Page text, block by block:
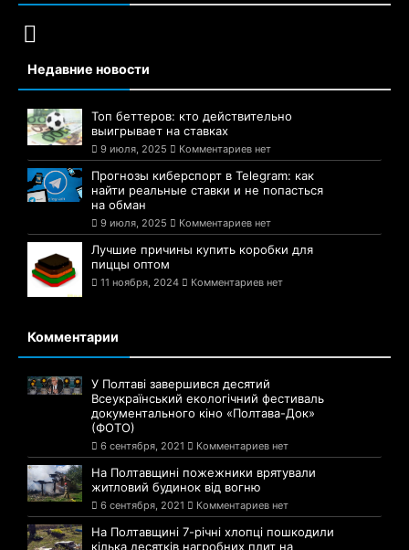
Недавние новости
Топ беттеров: кто действительно
выигрывает на ставках
9 июля, 2025 Комментариев нет
Прогнозы киберспорт в Telegram: как
найти реальные ставки и не попасться
на обман
9 июля, 2025 Комментариев нет
Лучшие причины купить коробки для
пиццы оптом
11 ноября, 2024 Комментариев нет
Комментарии
У Полтаві завершився десятий
Всеукраїнський екологічний фестиваль
документального кіно «Полтава-Док»
(ФОТО)
6 сентября, 2021 Комментариев нет
На Полтавщині пожежники врятували
житловий будинок від вогню
6 сентября, 2021 Комментариев нет
На Полтавщині 7-річні хлопці пошкодили
кілька десятків нагробних плит на